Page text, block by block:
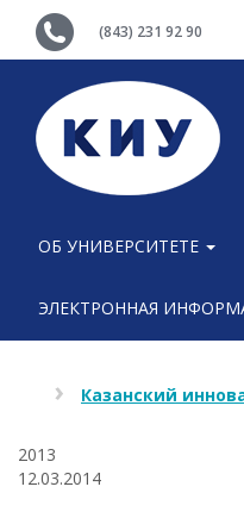
(843) 231 92 90
ОБ УНИВЕРСИТЕТЕ
ЭЛЕКТРОННАЯ
Казанский
2013
12.03.2014